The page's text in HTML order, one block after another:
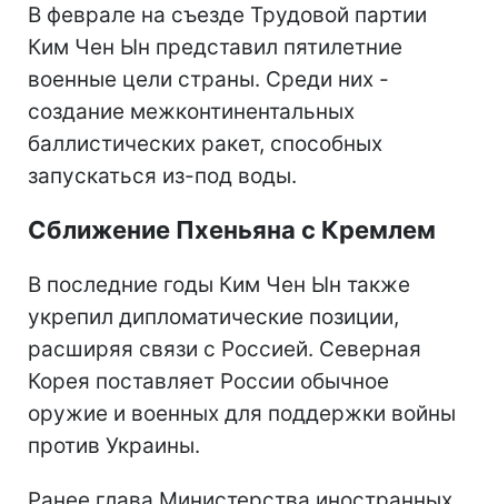
В феврале на съезде Трудовой партии
Ким Чен Ын представил пятилетние
военные цели страны. Среди них -
создание межконтинентальных
баллистических ракет, способных
запускаться из-под воды.
Сближение Пхеньяна с Кремлем
В последние годы Ким Чен Ын также
укрепил дипломатические позиции,
расширяя связи с Россией. Северная
Корея поставляет России обычное
оружие и военных для поддержки войны
против Украины.